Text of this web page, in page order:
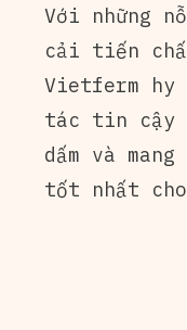
Với những
cải tiến
Vietferm hy
tác tin cậy
dấm và
tốt nhất cho